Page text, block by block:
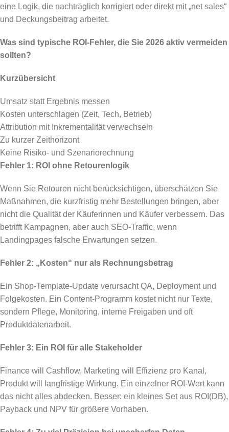
eine Logik, die nachträglich korrigiert oder direkt mit „net sales“
und Deckungsbeitrag arbeitet.
Was sind typische ROI-Fehler, die Sie 2026 aktiv vermeiden
sollten?
Kurzübersicht
Umsatz statt Ergebnis messen
Kosten unterschlagen (Zeit, Tech, Betrieb)
Attribution mit Inkrementalität verwechseln
Zu kurzer Zeithorizont
Keine Risiko- und Szenariorechnung
Fehler 1: ROI ohne Retourenlogik
Wenn Sie Retouren nicht berücksichtigen, überschätzen Sie
Maßnahmen, die kurzfristig mehr Bestellungen bringen, aber
nicht die Qualität der Käuferinnen und Käufer verbessern. Das
betrifft Kampagnen, aber auch SEO-Traffic, wenn
Landingpages falsche Erwartungen setzen.
Fehler 2: „Kosten“ nur als Rechnungsbetrag
Ein Shop-Template-Update verursacht QA, Deployment und
Folgekosten. Ein Content-Programm kostet nicht nur Texte,
sondern Pflege, Monitoring, interne Freigaben und oft
Produktdatenarbeit.
Fehler 3: Ein ROI für alle Stakeholder
Finance will Cashflow, Marketing will Effizienz pro Kanal,
Produkt will langfristige Wirkung. Ein einzelner ROI-Wert kann
das nicht alles abdecken. Besser: ein kleines Set aus ROI(DB),
Payback und NPV für größere Vorhaben.